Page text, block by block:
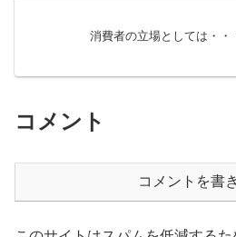
消費者の立場としては・・
コメント
コメントを書